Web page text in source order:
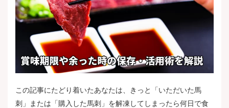
この記事にたどり着いたあなたは、きっと「いただいた馬
刺」または「購入した馬刺」を解凍してしまったら何日で食